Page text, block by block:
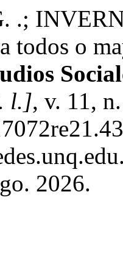
.;
todos o
l.], v. 11,
2026.